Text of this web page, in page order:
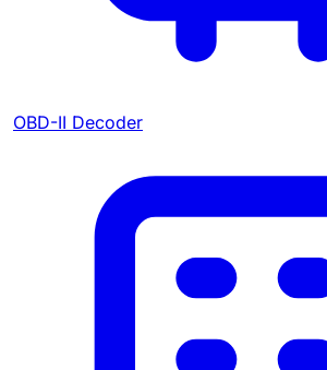
OBD-II Decoder